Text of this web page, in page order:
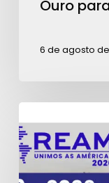
Ouro
6 de agosto
regressiva
para
a